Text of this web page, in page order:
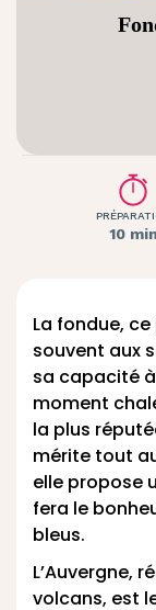
10 min
La fondue,
souvent aux
sa capacité
moment
la plus
mérite tout
elle propose
fera le
bleus.
L’Auvergne,
volcans, est